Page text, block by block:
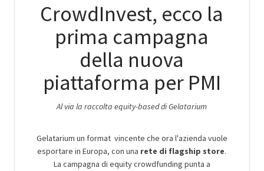
CrowdInvest, ecco la
prima campagna
della nuova
piattaforma per PMI
Al via la raccolta equity-based di Gelatarium
Gelatarium un format vincente che ora l'azienda vuole
esportare in Europa, con una rete di flagship store.
La campagna di equity crowdfunding punta a